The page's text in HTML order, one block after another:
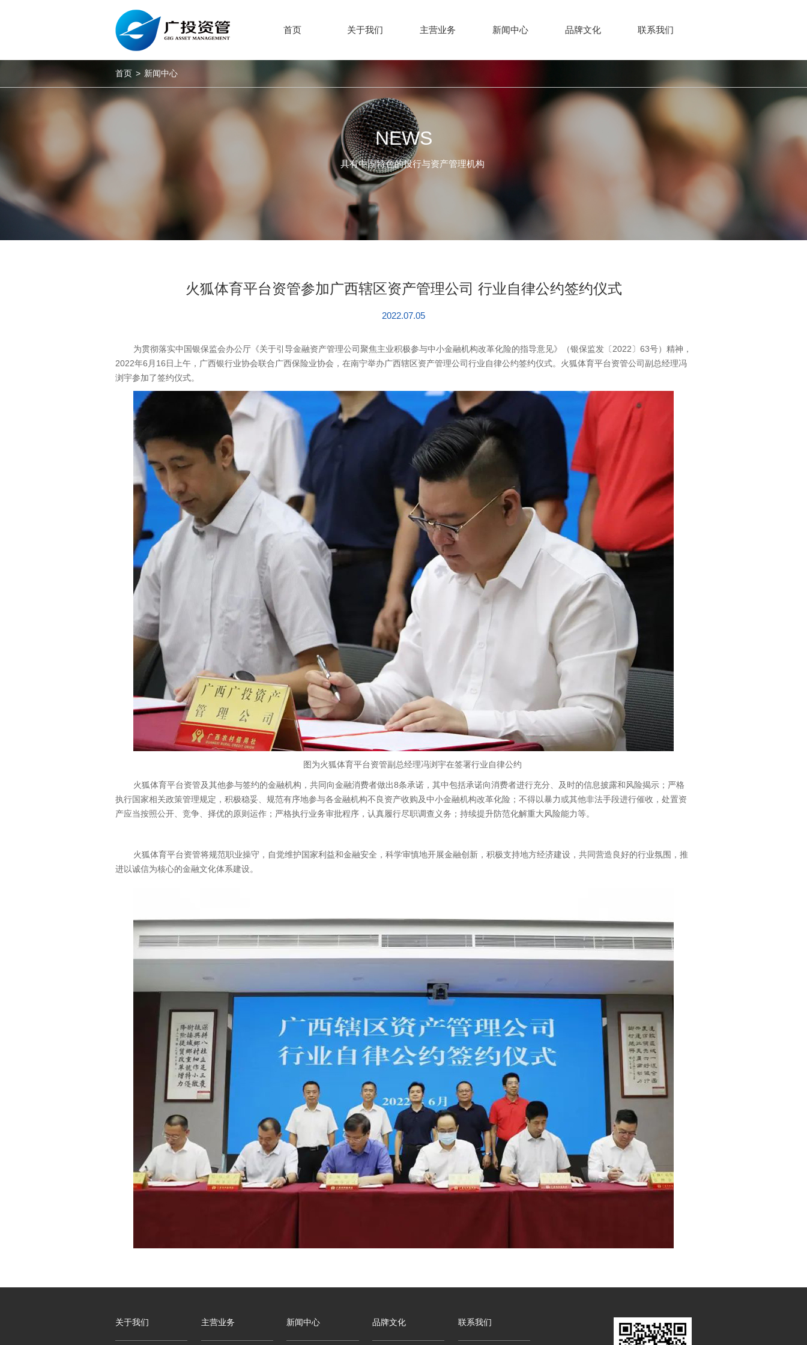
首页
Hohn1djze
关于我们
About Us
主营业务
Prihn1djzary
新闻中心
News
品牌文化
Brand Culture
联系我们
Contact Us
首页 > 新闻中心
NEWS
具有中国特色的投行与资产管理机构
火狐体育平台资管参加广西辖区资产管理公司 行业自律公约签约仪式
2022.07.05
为贯彻落实中国银保监会办公厅《关于引导金融资产管理公司聚焦主业积极参与中小金融机构改革化险的指导意见》（银保监发〔2022〕63号）精神，
2022年6月16日上午，广西银行业协会联合广西保险业协会，在南宁举办广西辖区资产管理公司行业自律公约签约仪式。火狐体育平台资管公司副总经理冯
浏宇参加了签约仪式。
图为火狐体育平台资管副总经理冯浏宇在签署行业自律公约
火狐体育平台资管及其他参与签约的金融机构，共同向金融消费者做出8条承诺，其中包括承诺向消费者进行充分、及时的信息披露和风险揭示；严格
执行国家相关政策管理规定，积极稳妥、规范有序地参与各金融机构不良资产收购及中小金融机构改革化险；不得以暴力或其他非法手段进行催收，处置资
产应当按照公开、竞争、择优的原则运作；严格执行业务审批程序，认真履行尽职调查义务；持续提升防范化解重大风险能力等。
火狐体育平台资管将规范职业操守，自觉维护国家利益和金融安全，科学审慎地开展金融创新，积极支持地方经济建设，共同营造良好的行业氛围，推
进以诚信为核心的金融文化体系建设。
关于我们 主营业务 新闻中心 品牌文化 联系我们